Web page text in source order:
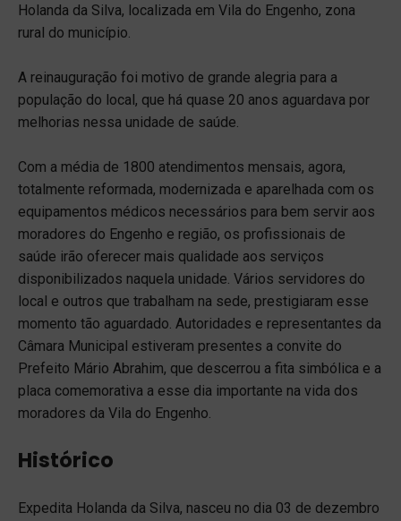
Holanda da Silva, localizada em Vila do Engenho, zona
rural do município.
A reinauguração foi motivo de grande alegria para a
população do local, que há quase 20 anos aguardava por
melhorias nessa unidade de saúde.
Com a média de 1800 atendimentos mensais, agora,
totalmente reformada, modernizada e aparelhada com os
equipamentos médicos necessários para bem servir aos
moradores do Engenho e região, os profissionais de
saúde irão oferecer mais qualidade aos serviços
disponibilizados naquela unidade. Vários servidores do
local e outros que trabalham na sede, prestigiaram esse
momento tão aguardado. Autoridades e representantes da
Câmara Municipal estiveram presentes a convite do
Prefeito Mário Abrahim, que descerrou a fita simbólica e a
placa comemorativa a esse dia importante na vida dos
moradores da Vila do Engenho.
Histórico
Expedita Holanda da Silva, nasceu no dia 03 de dezembro